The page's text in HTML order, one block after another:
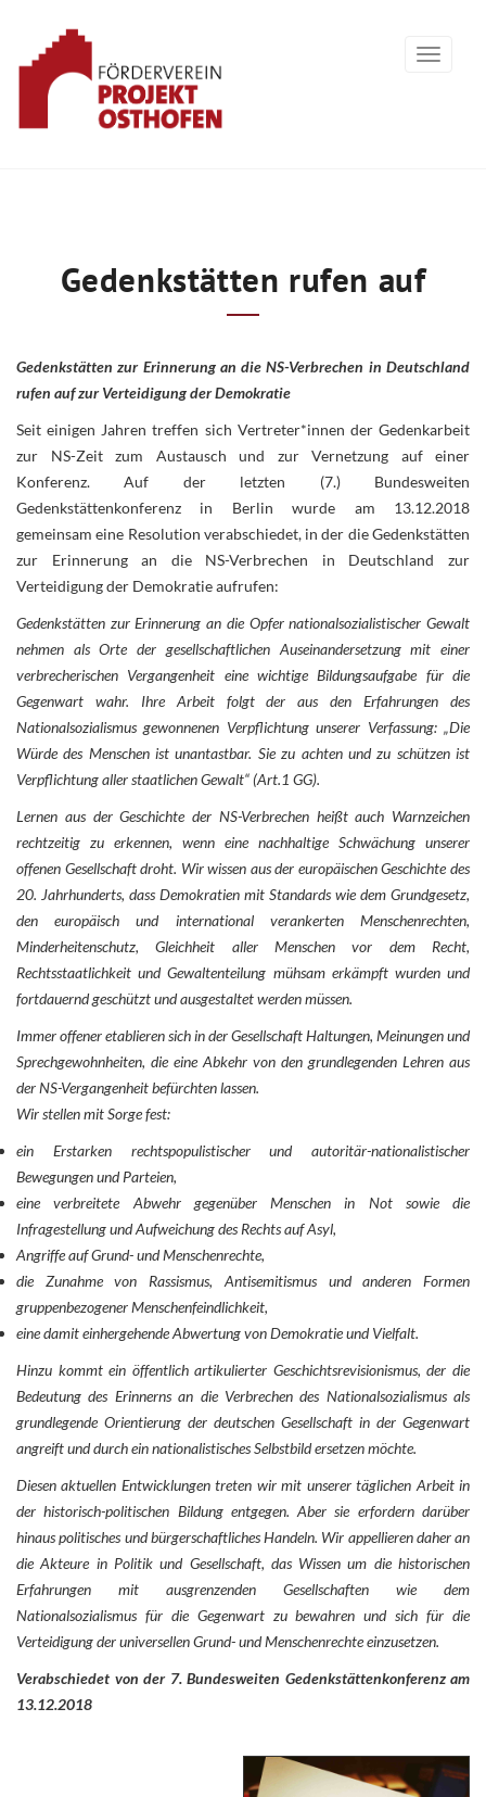
Gedenkstätten rufen auf
Gedenkstätten zur Erinnerung an die NS-Verbrechen in Deutschland
rufen auf zur Verteidigung der Demokratie
Seit einigen Jahren treffen sich Vertreter*innen der Gedenkarbeit
zur NS-Zeit zum Austausch und zur Vernetzung auf einer
Konferenz. Auf der letzten (7.) Bundesweiten
Gedenkstättenkonferenz in Berlin wurde am 13.12.2018
gemeinsam eine Resolution verabschiedet, in der die Gedenkstätten
zur Erinnerung an die NS-Verbrechen in Deutschland zur
Verteidigung der Demokratie aufrufen:
Gedenkstätten zur Erinnerung an die Opfer nationalsozialistischer Gewalt
nehmen als Orte der gesellschaftlichen Auseinandersetzung mit einer
verbrecherischen Vergangenheit eine wichtige Bildungsaufgabe für die
Gegenwart wahr. Ihre Arbeit folgt der aus den Erfahrungen des
Nationalsozialismus gewonnenen Verpflichtung unserer Verfassung: „Die
Würde des Menschen ist unantastbar. Sie zu achten und zu schützen ist
Verpflichtung aller staatlichen Gewalt“ (Art.1 GG).
Lernen aus der Geschichte der NS-Verbrechen heißt auch Warnzeichen
rechtzeitig zu erkennen, wenn eine nachhaltige Schwächung unserer
offenen Gesellschaft droht. Wir wissen aus der europäischen Geschichte des
20. Jahrhunderts, dass Demokratien mit Standards wie dem Grundgesetz,
den europäisch und international verankerten Menschenrechten,
Minderheitenschutz, Gleichheit aller Menschen vor dem Recht,
Rechtsstaatlichkeit und Gewaltenteilung mühsam erkämpft wurden und
fortdauernd geschützt und ausgestaltet werden müssen.
Immer offener etablieren sich in der Gesellschaft Haltungen, Meinungen und
Sprechgewohnheiten, die eine Abkehr von den grundlegenden Lehren aus
der NS-Vergangenheit befürchten lassen.
Wir stellen mit Sorge fest:
ein Erstarken rechtspopulistischer und autoritär-nationalistischer
Bewegungen und Parteien,
eine verbreitete Abwehr gegenüber Menschen in Not sowie die
Infragestellung und Aufweichung des Rechts auf Asyl,
Angriffe auf Grund- und Menschenrechte,
die Zunahme von Rassismus, Antisemitismus und anderen Formen
gruppenbezogener Menschenfeindlichkeit,
eine damit einhergehende Abwertung von Demokratie und Vielfalt.
Hinzu kommt ein öffentlich artikulierter Geschichtsrevisionismus, der die
Bedeutung des Erinnerns an die Verbrechen des Nationalsozialismus als
grundlegende Orientierung der deutschen Gesellschaft in der Gegenwart
angreift und durch ein nationalistisches Selbstbild ersetzen möchte.
Diesen aktuellen Entwicklungen treten wir mit unserer täglichen Arbeit in
der historisch-politischen Bildung entgegen. Aber sie erfordern darüber
hinaus politisches und bürgerschaftliches Handeln. Wir appellieren daher an
die Akteure in Politik und Gesellschaft, das Wissen um die historischen
Erfahrungen mit ausgrenzenden Gesellschaften wie dem
Nationalsozialismus für die Gegenwart zu bewahren und sich für die
Verteidigung der universellen Grund- und Menschenrechte einzusetzen.
Verabschiedet von der 7. Bundesweiten Gedenkstättenkonferenz am
13.12.2018